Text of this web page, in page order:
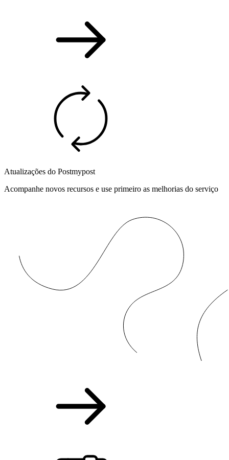
Atualizações do Postmypost
Acompanhe novos recursos e use primeiro as melhorias do serviço